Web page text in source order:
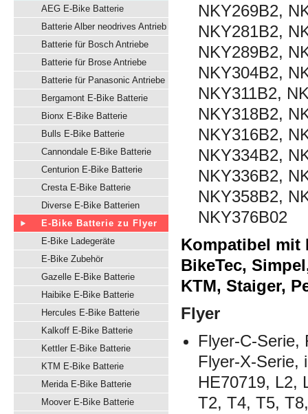
AEG E-Bike Batterie
Batterie Alber neodrives Antrieb
Batterie für Bosch Antriebe
Batterie für Brose Antriebe
Batterie für Panasonic Antriebe
Bergamont E-Bike Batterie
Bionx E-Bike Batterie
Bulls E-Bike Batterie
Cannondale E-Bike Batterie
Centurion E-Bike Batterie
Cresta E-Bike Batterie
Diverse E-Bike Batterien
E-Bike Batterie zu Flyer
E-Bike Ladegeräte
E-Bike Zubehör
Gazelle E-Bike Batterie
Haibike E-Bike Batterie
Hercules E-Bike Batterie
Kalkoff E-Bike Batterie
Kettler E-Bike Batterie
KTM E-Bike Batterie
Merida E-Bike Batterie
Moover E-Bike Batterie
NKY269B2,
NKY281B2,
NKY289B2,
NKY304B2,
NKY311B2,
NKY318B2,
NKY316B2,
NKY334B2,
NKY336B2,
NKY358B2,
NKY376B02
Kompatibel mit
BikeTec,
KTM, Staiger,
Flyer
Flyer-C-Serie,
Flyer-X-Serie,
HE70719, L2,
T2, T4, T5,